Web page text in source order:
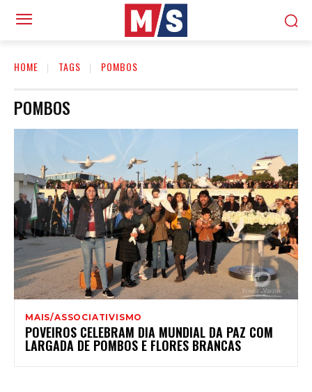
HOME TAGS POMBOS
POMBOS
MAIS/ASSOCIATIVISMO
POVEIROS CELEBRAM DIA MUNDIAL DA PAZ COM
LARGADA DE POMBOS E FLORES BRANCAS